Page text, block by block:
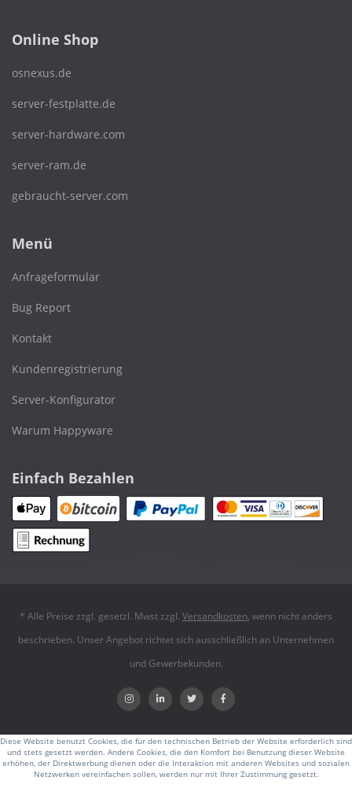
Online Shop
osnexus.de
server-festplatte.de
server-hardware.com
server-ram.de
gebraucht-server.com
Menü
Anfrageformular
Bug Report
Kontakt
Kundenregistrierung
Server-Konfigurator
Warum Happyware
Einfach Bezahlen
* Alle Preise zzgl. gesetzl. Mwst zzgl. Versandkosten, wenn nicht anders
beschrieben. Unser Angebot richtet sich ausschließlich an Unternehmen
und Gewerbekunden.
Diese Website benutzt Cookies, die für den technischen Betrieb der Website erforderlich sind
und stets gesetzt werden. Andere Cookies, die den Komfort bei Benutzung dieser Website
erhöhen, der Direktwerbung dienen oder die Interaktion mit anderen Websites und sozialen
Netzwerken vereinfachen sollen, werden nur mit Ihrer Zustimmung gesetzt.